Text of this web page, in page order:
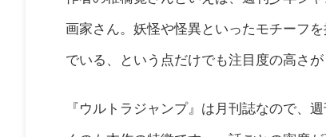
画家さん。妖怪や怪異といったモチーフ
でいる、という点だけでも注目度の高さが
『ウルトラジャンプ』は月刊誌なので、